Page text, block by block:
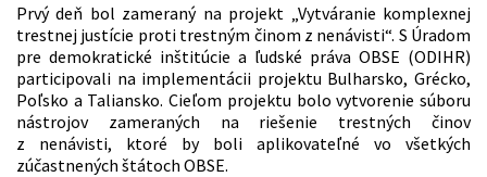
Prvý deň bol zameraný na projekt „Vytváranie komplexnej
trestnej justície proti trestným činom z nenávisti“. S Úradom
pre demokratické inštitúcie a ľudské práva OBSE (ODIHR)
participovali na implementácii projektu Bulharsko, Grécko,
Poľsko a Taliansko. Cieľom projektu bolo vytvorenie súboru
nástrojov zameraných na riešenie trestných činov
z nenávisti, ktoré by boli aplikovateľné vo všetkých
zúčastnených štátoch OBSE.